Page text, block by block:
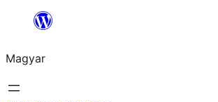
Ugrás
tartalomhoz
Magyar